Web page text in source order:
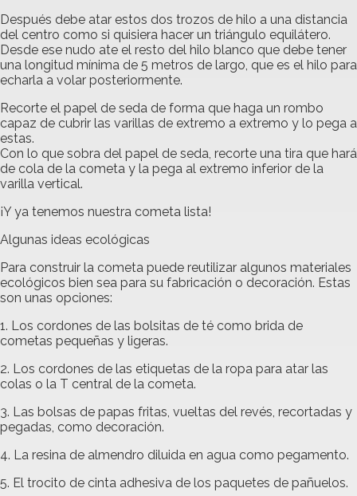
Después debe atar estos dos trozos de hilo a una distancia
del centro como si quisiera hacer un triángulo equilátero.
Desde ese nudo ate el resto del hilo blanco que debe tener
una longitud mínima de 5 metros de largo, que es el hilo para
echarla a volar posteriormente.
Recorte el papel de seda de forma que haga un rombo
capaz de cubrir las varillas de extremo a extremo y lo pega a
estas.
Con lo que sobra del papel de seda, recorte una tira que hará
de cola de la cometa y la pega al extremo inferior de la
varilla vertical.
¡Y ya tenemos nuestra cometa lista!
Algunas ideas ecológicas
Para construir la cometa puede reutilizar algunos materiales
ecológicos bien sea para su fabricación o decoración. Estas
son unas opciones:
1. Los cordones de las bolsitas de té como brida de
cometas pequeñas y ligeras.
2. Los cordones de las etiquetas de la ropa para atar las
colas o la T central de la cometa.
3. Las bolsas de papas fritas, vueltas del revés, recortadas y
pegadas, como decoración.
4. La resina de almendro diluida en agua como pegamento.
5. El trocito de cinta adhesiva de los paquetes de pañuelos.